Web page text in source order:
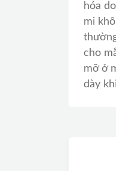
hóa
mi
cho
mỡ ở
dày